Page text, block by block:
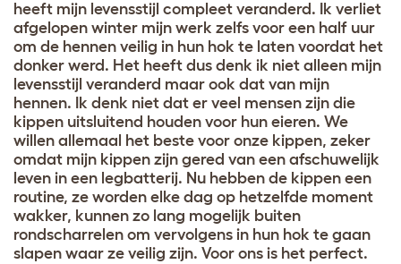
heeft mijn levensstijl compleet veranderd. Ik verliet
afgelopen winter mijn werk zelfs voor een half uur
om de hennen veilig in hun hok te laten voordat het
donker werd. Het heeft dus denk ik niet alleen mijn
levensstijl veranderd maar ook dat van mijn
hennen. Ik denk niet dat er veel mensen zijn die
kippen uitsluitend houden voor hun eieren. We
willen allemaal het beste voor onze kippen, zeker
omdat mijn kippen zijn gered van een afschuwelijk
leven in een legbatterij. Nu hebben de kippen een
routine, ze worden elke dag op hetzelfde moment
wakker, kunnen zo lang mogelijk buiten
rondscharrelen om vervolgens in hun hok te gaan
slapen waar ze veilig zijn. Voor ons is het perfect.